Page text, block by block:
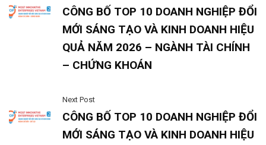
CÔNG BỐ TOP 10 DOANH NGHIỆP ĐỔI
MỚI SÁNG TẠO VÀ KINH DOANH HIỆU
QUẢ NĂM 2026 – NGÀNH TÀI CHÍNH
– CHỨNG KHOÁN
Next Post
CÔNG BỐ TOP 10 DOANH NGHIỆP ĐỔI
MỚI SÁNG TẠO VÀ KINH DOANH HIỆU